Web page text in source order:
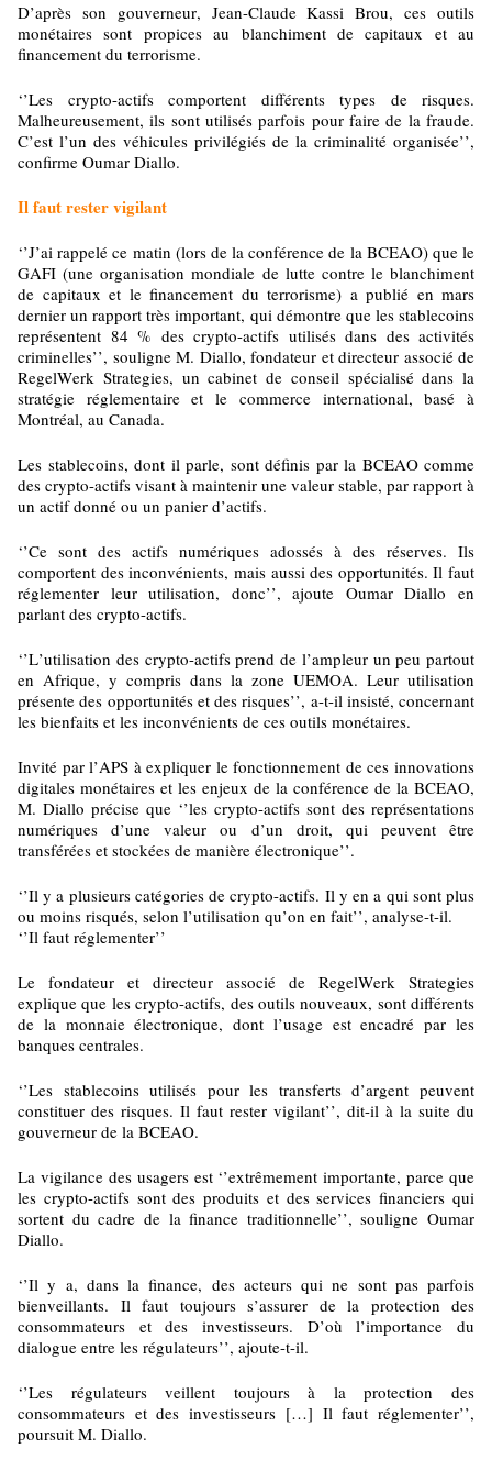
D’après son gouverneur, Jean-Claude Kassi Brou, ces outils
monétaires sont propices au blanchiment de capitaux et au
financement du terrorisme.
‘’Les crypto-actifs comportent différents types de risques.
Malheureusement, ils sont utilisés parfois pour faire de la fraude.
C’est l’un des véhicules privilégiés de la criminalité organisée’’,
confirme Oumar Diallo.
Il faut rester vigilant
‘’J’ai rappelé ce matin (lors de la conférence de la BCEAO) que le
GAFI (une organisation mondiale de lutte contre le blanchiment
de capitaux et le financement du terrorisme) a publié en mars
dernier un rapport très important, qui démontre que les stablecoins
représentent 84 % des crypto-actifs utilisés dans des activités
criminelles’’, souligne M. Diallo, fondateur et directeur associé de
RegelWerk Strategies, un cabinet de conseil spécialisé dans la
stratégie réglementaire et le commerce international, basé à
Montréal, au Canada.
Les stablecoins, dont il parle, sont définis par la BCEAO comme
des crypto-actifs visant à maintenir une valeur stable, par rapport à
un actif donné ou un panier d’actifs.
‘’Ce sont des actifs numériques adossés à des réserves. Ils
comportent des inconvénients, mais aussi des opportunités. Il faut
réglementer leur utilisation, donc’’, ajoute Oumar Diallo en
parlant des crypto-actifs.
‘’L’utilisation des crypto-actifs prend de l’ampleur un peu partout
en Afrique, y compris dans la zone UEMOA. Leur utilisation
présente des opportunités et des risques’’, a-t-il insisté, concernant
les bienfaits et les inconvénients de ces outils monétaires.
Invité par l’APS à expliquer le fonctionnement de ces innovations
digitales monétaires et les enjeux de la conférence de la BCEAO,
M. Diallo précise que ‘’les crypto-actifs sont des représentations
numériques d’une valeur ou d’un droit, qui peuvent être
transférées et stockées de manière électronique’’.
‘’Il y a plusieurs catégories de crypto-actifs. Il y en a qui sont plus
ou moins risqués, selon l’utilisation qu’on en fait’’, analyse-t-il.
‘’Il faut réglementer’’
Le fondateur et directeur associé de RegelWerk Strategies
explique que les crypto-actifs, des outils nouveaux, sont différents
de la monnaie électronique, dont l’usage est encadré par les
banques centrales.
‘’Les stablecoins utilisés pour les transferts d’argent peuvent
constituer des risques. Il faut rester vigilant’’, dit-il à la suite du
gouverneur de la BCEAO.
La vigilance des usagers est ‘’extrêmement importante, parce que
les crypto-actifs sont des produits et des services financiers qui
sortent du cadre de la finance traditionnelle’’, souligne Oumar
Diallo.
‘’Il y a, dans la finance, des acteurs qui ne sont pas parfois
bienveillants. Il faut toujours s’assurer de la protection des
consommateurs et des investisseurs. D’où l’importance du
dialogue entre les régulateurs’’, ajoute-t-il.
‘’Les régulateurs veillent toujours à la protection des
consommateurs et des investisseurs […] Il faut réglementer’’,
poursuit M. Diallo.